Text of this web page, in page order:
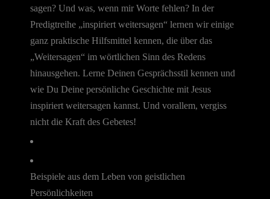
sagen? Und was, wenn mir Worte fehlen? In der
Predigtreihe „inspiriert weitersagen“ lernen wir einige
ganz praktische Hilfsmittel kennen, die über das
„Weitersagen“ im wörtlichen Sinn des Redens
hinausgehen. Lerne Deinen Gesprächsstil kennen und
wie Du Deine persönliche Geschichte mit Jesus
inspiriert weitersagen kannst. Und vorallem, vergiss
nicht die Kraft des Gebetes!
Beispiele aus dem Leben von geistlichen
Persönlichkeiten